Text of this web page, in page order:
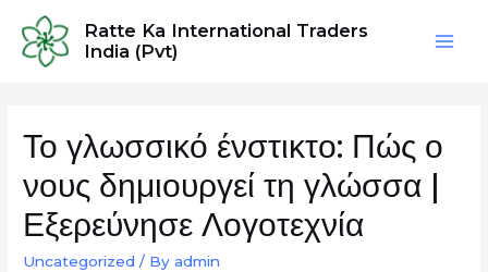
content
Ratte Ka International Traders
India (Pvt)
Το γλωσσικό ένστικτο: Πώς ο
νους δημιουργεί τη γλώσσα |
Εξερεύνησε Λογοτεχνία
Uncategorized / Byadmin